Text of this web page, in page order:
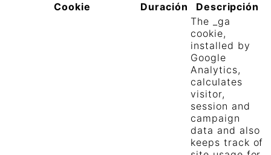
Cookie
Duración Descripción
The _ga
cookie,
installed by
Google
Analytics,
calculates
visitor,
session and
campaign
data and also
keeps track of